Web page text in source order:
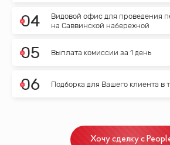
04
Видовой офис для проведения
на Саввинской набережной
05 Выплата комиссии за 1 день
06 Подборка для Вашего клиента в
Хочу сделку с